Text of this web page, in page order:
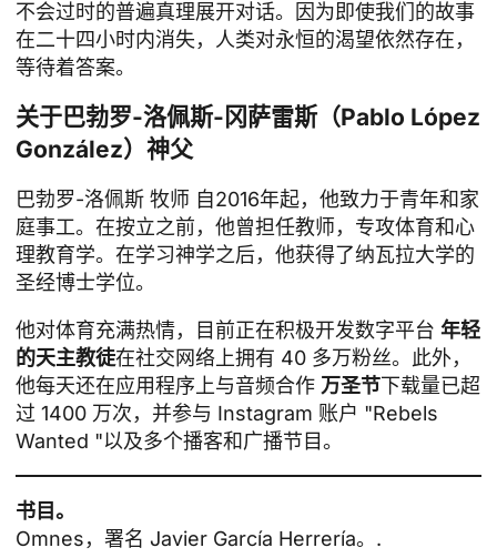
不会过时的普遍真理展开对话。因为即使我们的故事
在二十四小时内消失，人类对永恒的渴望依然存在，
等待着答案。
关于巴勃罗-洛佩斯-冈萨雷斯（Pablo López
González）神父
巴勃罗-洛佩斯 牧师 自2016年起，他致力于青年和家
庭事工。在按立之前，他曾担任教师，专攻体育和心
理教育学。在学习神学之后，他获得了纳瓦拉大学的
圣经博士学位。
他对体育充满热情，目前正在积极开发数字平台 年轻
的天主教徒在社交网络上拥有 40 多万粉丝。此外，
他每天还在应用程序上与音频合作 万圣节下载量已超
过 1400 万次，并参与 Instagram 账户 "Rebels
Wanted "以及多个播客和广播节目。
书目。
Omnes，署名 Javier García Herrería。.